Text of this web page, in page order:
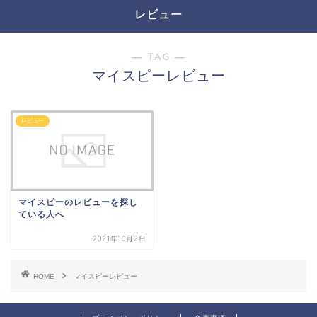
レビュー
― TAG ―
マイスピーレビュー
レビュー
マイスピーのレビューを探し
ている人へ
2021年10月2日
HOME マイスピーレビュー